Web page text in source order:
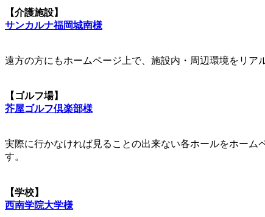
【介護施設】
サンカルナ福岡城南様
遠方の方にもホームページ上で、施設内・周辺環境をリア
【ゴルフ場】
芥屋ゴルフ倶楽部様
実際に行かなければ見ることの出来ない各ホールをホー
す。
【学校】
西南学院大学様